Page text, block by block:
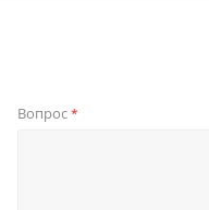
Вопрос*